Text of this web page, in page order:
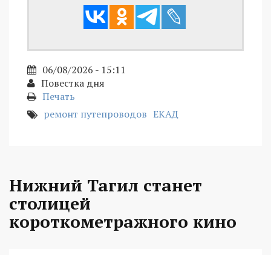
06/08/2026 - 15:11
Повестка дня
Печать
ремонт путепроводов ЕКАД
Нижний Тагил станет
столицей
короткометражного кино